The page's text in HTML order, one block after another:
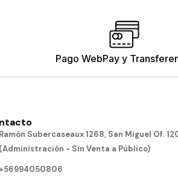
Tubos Conectores
$10.190
Pago WebPay y
Ramón Subercaseaux 1268, San Miguel Of.
(Administración - Sin Venta a Público)